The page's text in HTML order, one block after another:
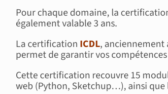
Pour chaque domaine, la
également valable 3 ans.
La certification ICDL, anciennement
permet de garantir vos
Cette certification recouvre 15
web (Python, Sketchup…), ainsi